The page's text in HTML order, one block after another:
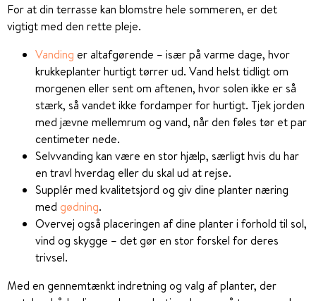
For at din terrasse kan blomstre hele sommeren, er det
vigtigt med den rette pleje.
Vanding er altafgørende – især på varme dage, hvor
krukkeplanter hurtigt tørrer ud. Vand helst tidligt om
morgenen eller sent om aftenen, hvor solen ikke er så
stærk, så vandet ikke fordamper for hurtigt. Tjek jorden
med jævne mellemrum og vand, når den føles tør et par
centimeter nede.
Selvvanding kan være en stor hjælp, særligt hvis du har
en travl hverdag eller du skal ud at rejse.
Supplér med kvalitetsjord og giv dine planter næring
med gødning.
Overvej også placeringen af dine planter i forhold til sol,
vind og skygge – det gør en stor forskel for deres
trivsel.
Med en gennemtænkt indretning og valg af planter, der